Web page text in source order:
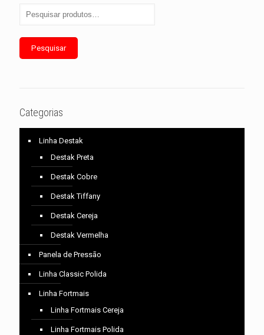
Pesquisar
Categorias
Linha Destak
Destak Preta
Destak Cobre
Destak Tiffany
Destak Cereja
Destak Vermelha
Panela de Pressão
Linha Classic Polida
Linha Fortmais
Linha Fortmais Cereja
Linha Fortmais Polida